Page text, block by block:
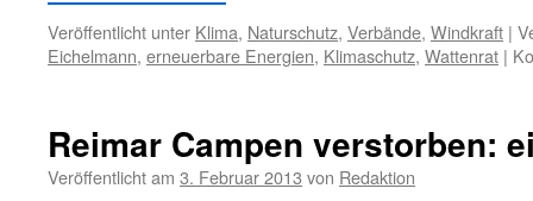
Veröffentlicht unter Klima, Naturschutz, Verbände, Windkraft |
Eichelmann, erneuerbare Energien, Klimaschutz, Wattenrat |
Reimar Campen verstorben:
Veröffentlicht am 3. Februar 2013 von Redaktion